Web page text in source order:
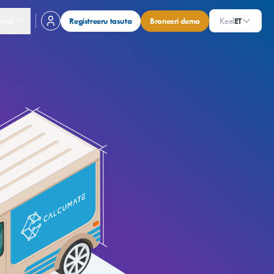
Registreeru tasuta Broneeri demo Keel ET